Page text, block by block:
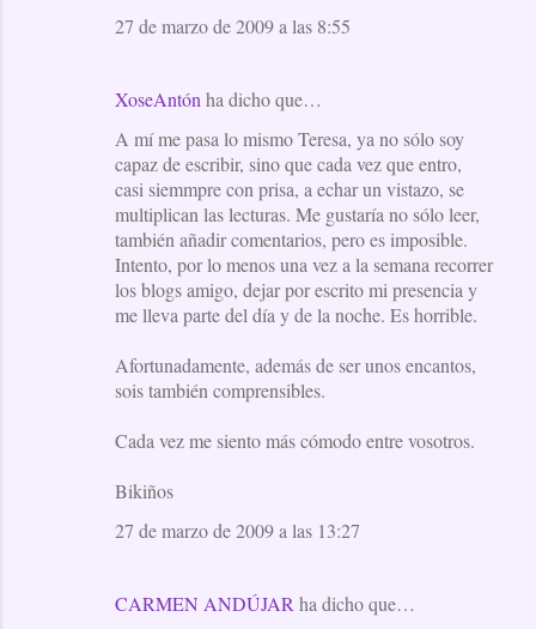
27 de marzo de 2009 a las 8:55
XoseAntón ha dicho que…
A mí me pasa lo mismo Teresa, ya no sólo soy
capaz de escribir, sino que cada vez que entro,
casi siemmpre con prisa, a echar un vistazo, se
multiplican las lecturas. Me gustaría no sólo leer,
también añadir comentarios, pero es imposible.
Intento, por lo menos una vez a la semana recorrer
los blogs amigo, dejar por escrito mi presencia y
me lleva parte del día y de la noche. Es horrible.
Afortunadamente, además de ser unos encantos,
sois también comprensibles.
Cada vez me siento más cómodo entre vosotros.
Bikiños
27 de marzo de 2009 a las 13:27
CARMEN ANDÚJAR ha dicho que…